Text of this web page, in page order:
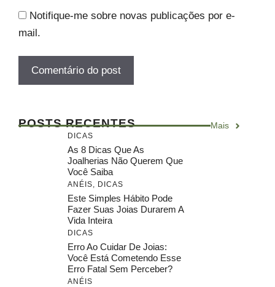
Notifique-me sobre novas publicações por e-
mail.
POSTS RECENTES Mais
DICAS
As 8 Dicas Que As
Joalherias Não Querem Que
Você Saiba
ANÉIS, DICAS
Este Simples Hábito Pode
Fazer Suas Joias Durarem A
Vida Inteira
DICAS
Erro Ao Cuidar De Joias:
Você Está Cometendo Esse
Erro Fatal Sem Perceber?
ANÉIS